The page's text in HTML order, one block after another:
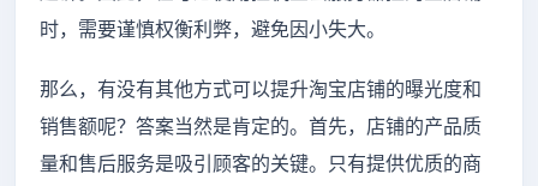
时，需要谨慎权衡利弊，避免因小失大。
那么，有没有其他方式可以提升淘宝店铺的曝光度和
销售额呢？答案当然是肯定的。首先，店铺的产品质
量和售后服务是吸引顾客的关键。只有提供优质的商